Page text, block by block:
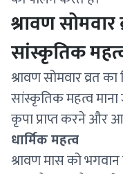
श्रावण
सांस्कृतिक
श्रावण सोमवार व्रत
सांस्कृतिक महत्व माना
कृपा प्राप्त करने और
धार्मिक महत्व
श्रावण मास को भगवान